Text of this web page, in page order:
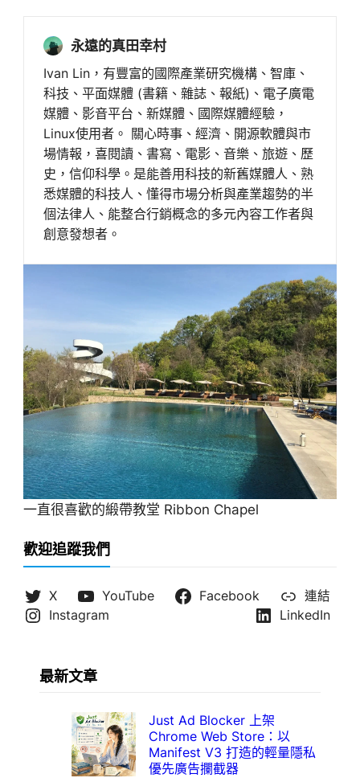
永遠的真田幸村
Ivan Lin，有豐富的國際產業研究機構、智庫、
科技、平面媒體 (書籍、雜誌、報紙)、電子廣電
媒體、影音平台、新媒體、國際媒體經驗，
Linux使用者。 關心時事、經濟、開源軟體與市
場情報，喜閱讀、書寫、電影、音樂、旅遊、歷
史，信仰科學。是能善用科技的新舊媒體人、熟
悉媒體的科技人、懂得市場分析與產業趨勢的半
個法律人、能整合行銷概念的多元內容工作者與
創意發想者。
一直很喜歡的緞帶教堂 Ribbon Chapel
歡迎追蹤我們
X YouTube Facebook
連結
Instagram
LinkedIn
最新文章
Just Ad Blocker 上架
Chrome Web Store：以
Manifest V3 打造的輕量隱私
優先廣告攔截器